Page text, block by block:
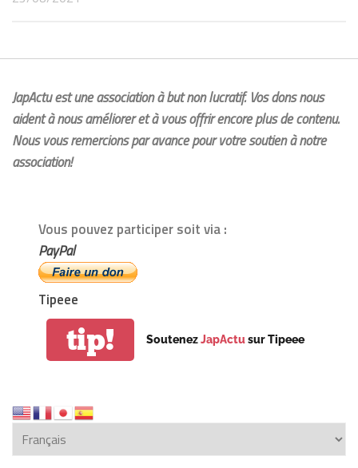
JapActu est une association à but non lucratif. Vos dons nous
aident à nous améliorer et à vous offrir encore plus de contenu.
Nous vous remercions par avance pour votre soutien à notre
association!
Vous pouvez participer soit via :
PayPal
Tipeee
tip! SoutenezJapActusur Tipeee